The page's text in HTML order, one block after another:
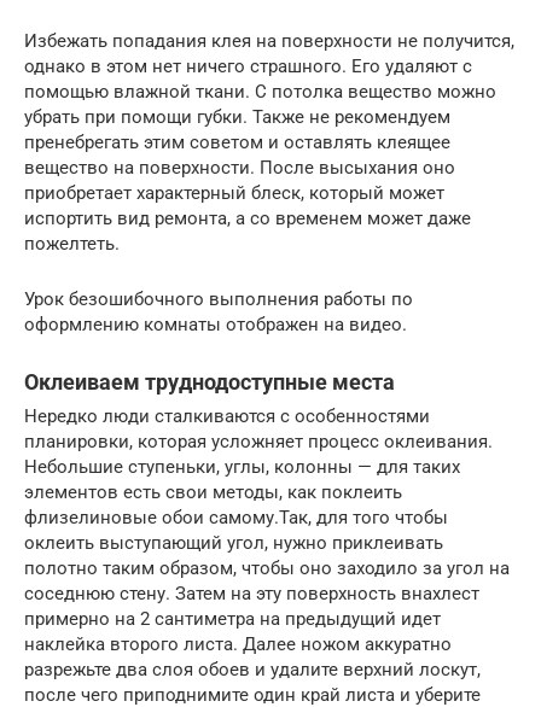
Избежать попадания клея на поверхности не получится,
однако в этом нет ничего страшного. Его удаляют с
помощью влажной ткани. С потолка вещество можно
убрать при помощи губки. Также не рекомендуем
пренебрегать этим советом и оставлять клеящее
вещество на поверхности. После высыхания оно
приобретает характерный блеск, который может
испортить вид ремонта, а со временем может даже
пожелтеть.
Урок безошибочного выполнения работы по
оформлению комнаты отображен на видео.
Оклеиваем труднодоступные места
Нередко люди сталкиваются с особенностями
планировки, которая усложняет процесс оклеивания.
Небольшие ступеньки, углы, колонны — для таких
элементов есть свои методы, как поклеить
флизелиновые обои самому.Так, для того чтобы
оклеить выступающий угол, нужно приклеивать
полотно таким образом, чтобы оно заходило за угол на
соседнюю стену. Затем на эту поверхность внахлест
примерно на 2 сантиметра на предыдущий идет
наклейка второго листа. Далее ножом аккуратно
разрежьте два слоя обоев и удалите верхний лоскут,
после чего приподнимите один край листа и уберите